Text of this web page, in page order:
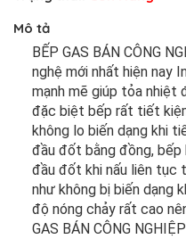
Mô tả
BẾP GAS BÁN CÔNG
nghệ mới nhất hiện nay
mạnh mẽ giúp tỏa nhiệt
đặc biệt bếp rất tiết
không lo biến dạng khi
đầu đốt bằng đồng, bếp
đầu đốt khi nấu liên tục
như không bị biến dạng
độ nóng chảy rất cao
GAS BÁN CÔNG